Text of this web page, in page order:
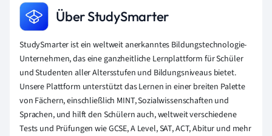
Über StudySmarter
StudySmarter ist ein weltweit anerkanntes Bildungstechnologie-
Unternehmen, das eine ganzheitliche Lernplattform für Schüler
und Studenten aller Altersstufen und Bildungsniveaus bietet.
Unsere Plattform unterstützt das Lernen in einer breiten Palette
von Fächern, einschließlich MINT, Sozialwissenschaften und
Sprachen, und hilft den Schülern auch, weltweit verschiedene
Tests und Prüfungen wie GCSE, A Level, SAT, ACT, Abitur und mehr